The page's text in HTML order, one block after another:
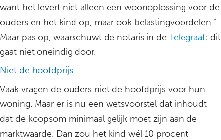
want het levert niet alleen een woonoplossing voor de
ouders en het kind op, maar ook belastingvoordelen.”
Maar pas op, waarschuwt de notaris in de Telegraaf: dit
gaat niet oneindig door.
Niet de hoofdprijs
Vaak vragen de ouders niet de hoofdprijs voor hun
woning. Maar er is nu een wetsvoorstel dat inhoudt
dat de koopsom minimaal gelijk moet zijn aan de
marktwaarde. Dan zou het kind wél 10 procent